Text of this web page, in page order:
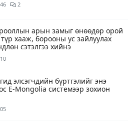
2
арын замыг өнөөдөр орой
хааж, борооны ус зайлуулах
сэтэлгээ хийнэ
элсэгчдийн бүртгэлийг энэ
E-Mongolia системээр зохион